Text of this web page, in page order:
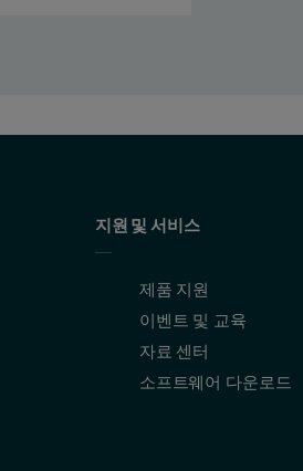
지원 및 서비스
제품 지원
이벤트 및 교육
자료 센터
소프트웨어 다운로드